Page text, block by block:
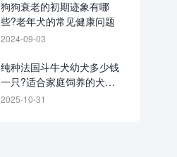
狗狗衰老的初期迹象有哪
些?老年犬的常见健康问题
2024-09-03
纯种法国斗牛犬幼犬多少钱
一只?适合家庭饲养的犬种
吗?
2025-10-31